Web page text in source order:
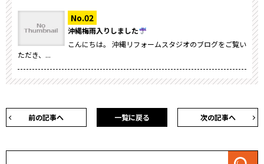
沖縄梅雨入りしました
こんにちは。 沖縄リフォームスタジオのブログをご覧い
ただき、...
前の記事へ 次の記事へ
一覧に戻る